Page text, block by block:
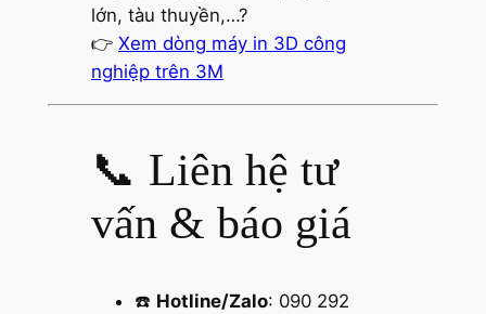
lớn, tàu thuyền,…?
👉 Xem dòng máy in 3D công
nghiệp trên 3M
📞 Liên hệ tư
vấn & báo giá
☎️ Hotline/Zalo: 090 292